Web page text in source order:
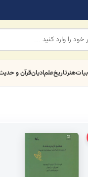
هنرتاریخعلمادیانقرآن و